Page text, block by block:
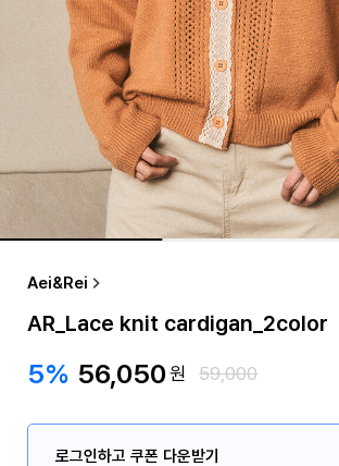
Aei&Rei
AR_Lace knit cardigan_2color
5% 56,050원 59,000
로그인하고 쿠폰 다운받기